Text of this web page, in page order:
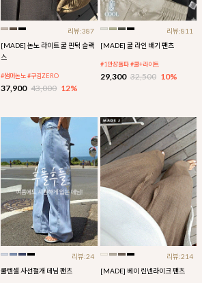
리뷰:387
[MADE] 논노 라이트 쿨 핀턱 슬랙
스
#썸머논노 #구김ZERO
37,900 43,000 12%
리뷰:811
[MADE] 쿨 라인 배기 팬츠
#1만장돌파 #쿨+라이트
29,300 32,500 10%
리뷰:24
쿨텐셀 사선절개 데님 팬츠
리뷰:214
[MADE] 베이 린넨라이크 팬츠